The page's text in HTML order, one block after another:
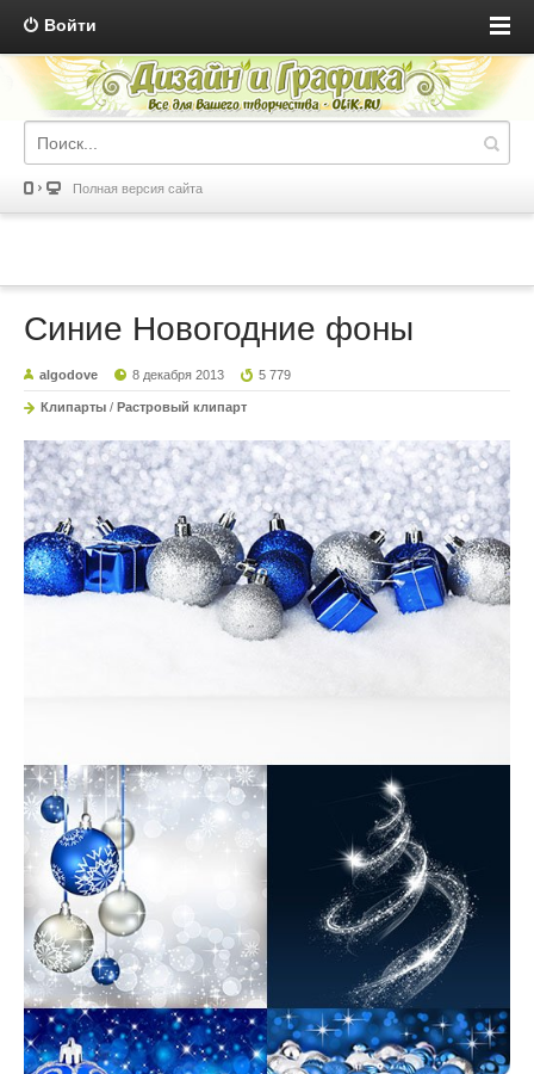
Войти
Полная версия сайта
Синие Новогодние фоны
algodove 8 декабря 2013 5 779
Клипарты / Растровый клипарт